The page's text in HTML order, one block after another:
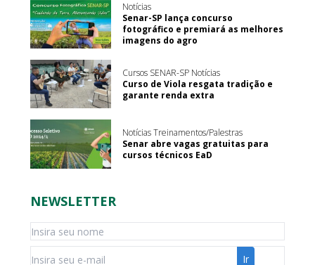
Notícias
Senar-SP lança concurso
fotográfico e premiará as melhores
imagens do agro
Cursos SENAR-SP Notícias
Curso de Viola resgata tradição e
garante renda extra
Notícias Treinamentos/Palestras
Senar abre vagas gratuitas para
cursos técnicos EaD
NEWSLETTER